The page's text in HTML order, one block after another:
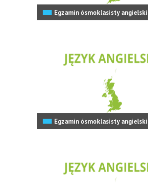
Egzamin ósmoklasisty angielski
Egzamin ósmoklasisty angielski